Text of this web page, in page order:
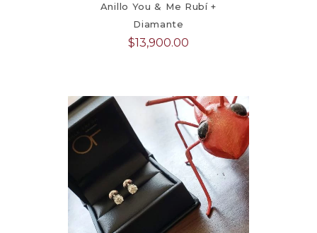
Anillo You & Me Rubí +
Diamante
$13,900.00